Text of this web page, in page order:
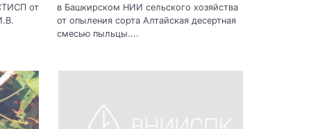
от
в Башкирском НИИ сельского хозяйства
от опыления сорта Алтайская десертная
смесью пыльцы....